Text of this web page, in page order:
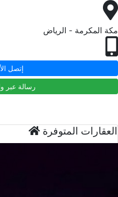
مكة المكرمة - الرياض
إتصل
رسالة عبر
العقارات المتوفرة